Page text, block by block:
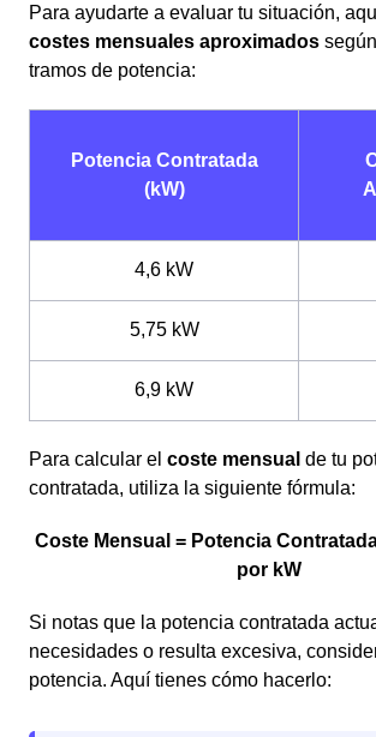
Para ayudarte a evaluar tu situación,
costes mensuales aproximados
tramos de potencia:
Potencia Contratada
(kW)
4,6 kW
5,75 kW
6,9 kW
Para calcular el coste mensual de tu
contratada, utiliza la siguiente fórmula:
Coste Mensual = Potencia
por kW
Si notas que la potencia contratada
necesidades o resulta excesiva,
potencia. Aquí tienes cómo hacerlo: